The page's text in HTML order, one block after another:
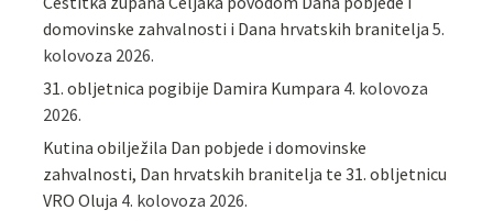
domovinske zahvalnosti i Dana hrvatskih branitelja 5.
kolovoza 2026.
31. obljetnica pogibije Damira Kumpara 4. kolovoza
2026.
Kutina obilježila Dan pobjede i domovinske
zahvalnosti, Dan hrvatskih branitelja te 31. obljetnicu
VRO Oluja 4. kolovoza 2026.